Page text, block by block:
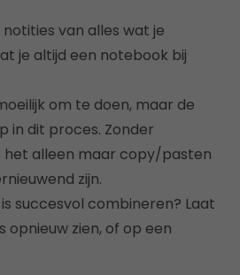
notities van alles wat je
je altijd een notebook bij
om te doen, maar de
in dit proces. Zonder
alleen maar copy/pasten
zijn.
succesvol combineren? Laat
opnieuw zien, of op een